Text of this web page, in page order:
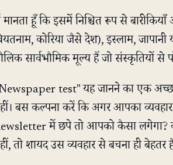
मानता हूँ कि इसमें निश्चित रूप से
कोरिया जैसे देश), इस्लाम,
सार्वभौमिक मूल्य हैं जो संस्कृतियों से
test" यह जानने का एक अच्छा
बस कल्पना करें कि अगर आपका
में छपे तो आपको कैसा लगेगा?
तो शायद उस व्यवहार से बचना ही बेहतर